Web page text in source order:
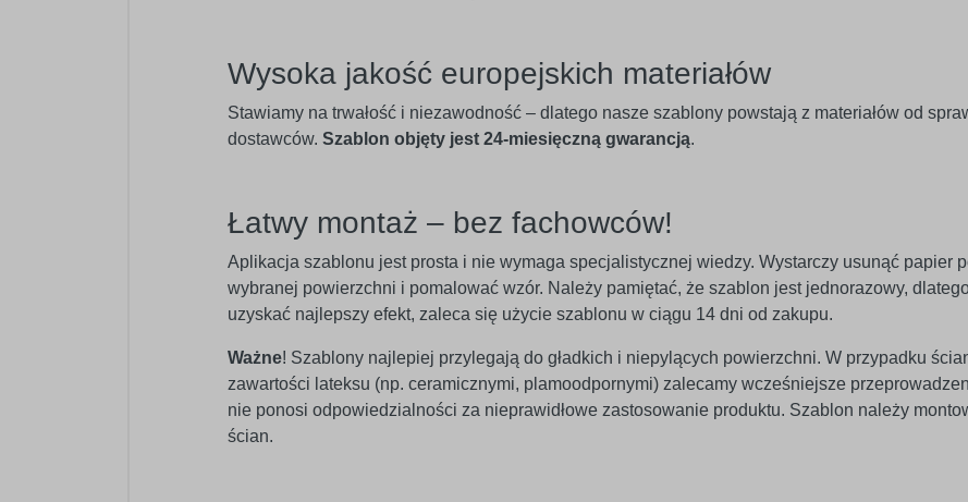
Wysoka jakość europejskich materiałów
Stawiamy na trwałość i niezawodność – dlatego nasze szablony powstają z materiałów od
dostawców. Szablon objęty jest 24-miesięczną gwarancją.
Łatwy montaż – bez fachowców!
Aplikacja szablonu jest prosta i nie wymaga specjalistycznej wiedzy. Wystarczy usunąć papier
wybranej powierzchni i pomalować wzór. Należy pamiętać, że szablon jest jednorazowy,
uzyskać najlepszy efekt, zaleca się użycie szablonu w ciągu 14 dni od zakupu.
Ważne! Szablony najlepiej przylegają do gładkich i niepylących powierzchni. W przypadku
zawartości lateksu (np. ceramicznymi, plamoodpornymi) zalecamy wcześniejsze
nie ponosi odpowiedzialności za nieprawidłowe zastosowanie produktu. Szablon należy
ścian.